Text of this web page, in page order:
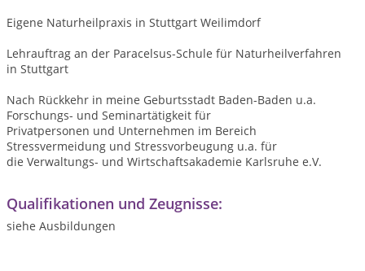
Eigene Naturheilpraxis in Stuttgart Weilimdorf
Lehrauftrag an der Paracelsus-Schule für Naturheilverfahren
in Stuttgart
Nach Rückkehr in meine Geburtsstadt Baden-Baden u.a.
Forschungs- und Seminartätigkeit für
Privatpersonen und Unternehmen im Bereich
Stressvermeidung und Stressvorbeugung u.a. für
die Verwaltungs- und Wirtschaftsakademie Karlsruhe e.V.
Qualifikationen und Zeugnisse:
siehe Ausbildungen